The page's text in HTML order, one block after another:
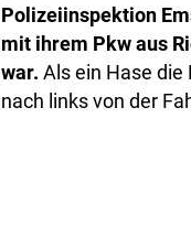
Polizeiinspektion
mit ihrem Pkw aus
war. Als ein Hase die
nach links von der